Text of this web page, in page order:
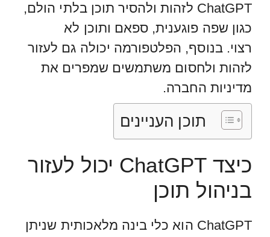
ChatGPT לזהות ולהסיר תוכן בלתי הולם,
כגון שפה פוגענית, ספאם ותוכן לא
רצוי. בנוסף, הפלטפורמה יכולה גם לעזור
לזהות ולחסום משתמשים שמפרים את
מדיניות החברה.
תוכן העניינים
כיצד ChatGPT יכול לעזור
בניהול תוכן
ChatGPT הוא כלי בינה מלאכותית שניתן